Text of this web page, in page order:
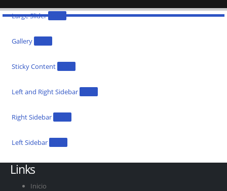
Large Slider
Gallery
Sticky Content
Left and Right Sidebar
Right Sidebar
Left Sidebar
Links
Inicio